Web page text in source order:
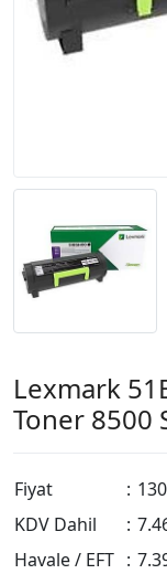
Lexmark
Toner 8500
Fiyat :
KDV Dahil
:
Havale / EFT :